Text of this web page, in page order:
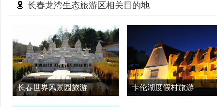
长春龙湾生态旅游区相关目的地
长春世界风景园旅游 卡伦湖度假村旅游